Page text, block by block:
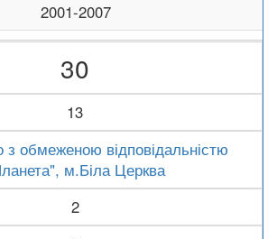
2001-2007
30
13
з обмеженою відповідальністю
м.Біла Церква
2